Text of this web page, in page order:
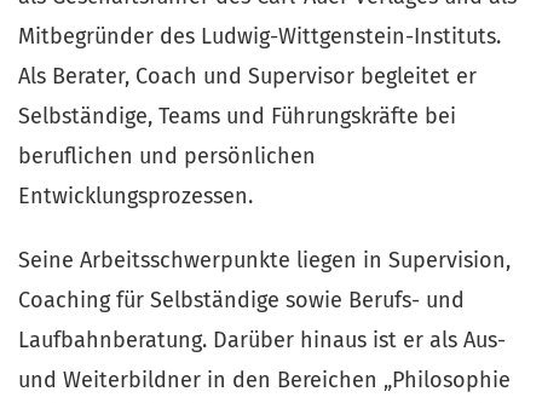
Mitbegründer des Ludwig-Wittgenstein-Instituts.
Als Berater, Coach und Supervisor begleitet er
Selbständige, Teams und Führungskräfte bei
beruflichen und persönlichen
Entwicklungsprozessen.
Seine Arbeitsschwerpunkte liegen in Supervision,
Coaching für Selbständige sowie Berufs- und
Laufbahnberatung. Darüber hinaus ist er als Aus-
und Weiterbildner in den Bereichen „Philosophie